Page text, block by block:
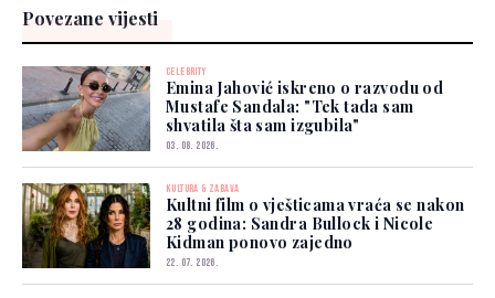
Povezane vijesti
CELEBRITY
Emina Jahović iskreno o razvodu od
Mustafe Sandala: "Tek tada sam
shvatila šta sam izgubila"
03. 08. 2026.
KULTURA & ZABAVA
Kultni film o vješticama vraća se nakon
28 godina: Sandra Bullock i Nicole
Kidman ponovo zajedno
22. 07. 2026.